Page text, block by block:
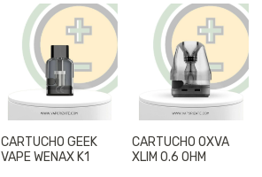
CARTUCHO GEEK
VAPE WENAX K1
CARTUCHO OXVA
XLIM 0.6 OHM